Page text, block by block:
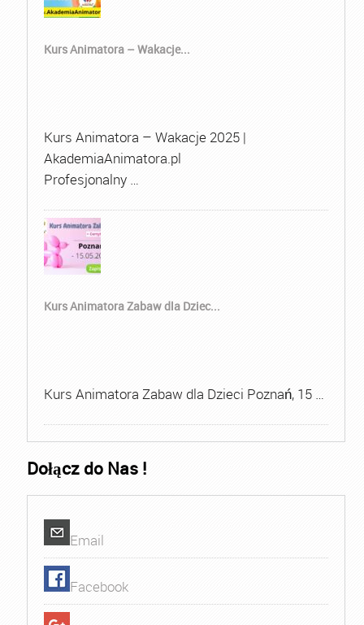
Kurs Animatora – Wakacje...
Kurs Animatora – Wakacje 2025 |
AkademiaAnimatora.pl
Profesjonalny …
Kurs Animatora Zabaw dla Dziec...
Kurs Animatora Zabaw dla Dzieci Poznań, 15 …
Dołącz do Nas !
Email
Facebook